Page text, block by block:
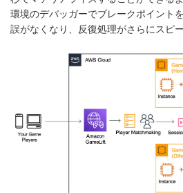
環境のデバッガーでブレークポイント
誤がなくなり、反復処理がさらにスピ